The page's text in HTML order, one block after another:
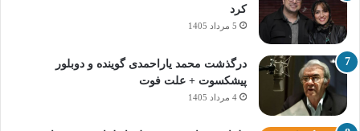
کرد
5 مرداد 1405
درگذشت محمد یاراحمدی گوینده و دوبلور
پیشکسوت + علت فوت
4 مرداد 1405